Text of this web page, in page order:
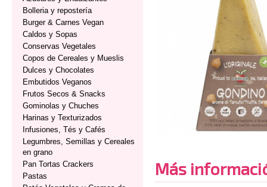
Bolleria y repostería
Burger & Carnes Vegan
Caldos y Sopas
Conservas Vegetales
Copos de Cereales y Mueslis
Dulces y Chocolates
Embutidos Veganos
Frutos Secos & Snacks
Gominolas y Chuches
Harinas y Texturizados
Infusiones, Tés y Cafés
Legumbres, Semillas y Cereales
en grano
Pan Tortas Crackers
Pastas
Más